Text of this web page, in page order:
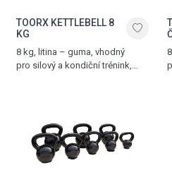
TOORX KETTLEBELL 8
KG
8 kg, litina – guma, vhodný
pro silový a kondiční trénink,